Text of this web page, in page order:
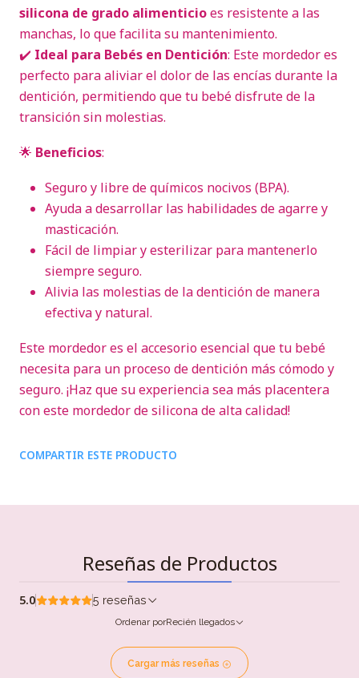
silicona de grado alimenticioes resistente a las
manchas, lo que facilita su mantenimiento.
✔️ Ideal para Bebés en Dentición: Este mordedor es
perfecto para aliviar el dolor de las encías durante la
dentición, permitiendo que tu bebé disfrute de la
transición sin molestias.
🌟 Beneficios:
Seguro y libre de químicos nocivos (BPA).
Ayuda a desarrollar las habilidades de agarre y
masticación.
Fácil de limpiar y esterilizar para mantenerlo
siempre seguro.
Alivia las molestias de la dentición de manera
efectiva y natural.
Este mordedor es el accesorio esencial que tu bebé
necesita para un proceso de dentición más cómodo y
seguro. ¡Haz que su experiencia sea más placentera
con este mordedor de silicona de alta calidad!
COMPARTIR ESTE PRODUCTO
Reseñas de Productos
5.0 5 reseñas
Ordenar porRecién llegados
Cargar más reseñas